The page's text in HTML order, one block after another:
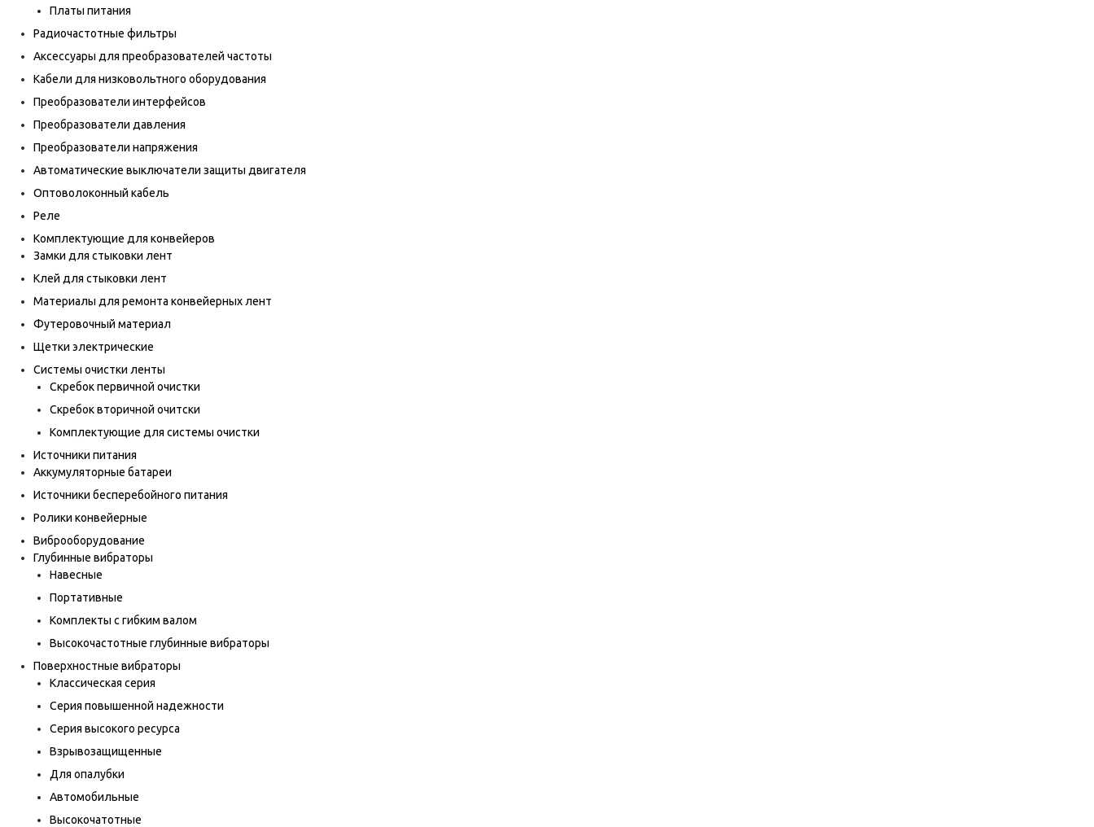
Платы питания
Радиочастотные фильтры
Аксессуары для преобразователей частоты
Кабели для низковольтного оборудования
Преобразователи интерфейсов
Преобразователи давления
Преобразователи напряжения
Автоматические выключатели защиты двигателя
Оптоволоконный кабель
Реле
Комплектующие для конвейеров
Замки для стыковки лент
Клей для стыковки лент
Материалы для ремонта конвейерных лент
Футеровочный материал
Щетки электрические
Системы очистки ленты
Скребок первичной очистки
Скребок вторичной очитски
Комплектующие для системы очистки
Источники питания
Аккумуляторные батареи
Источники бесперебойного питания
Ролики конвейерные
Виброоборудование
Глубинные вибраторы
Навесные
Портативные
Комплекты с гибким валом
Высокочастотные глубинные вибраторы
Поверхностные вибраторы
Классическая серия
Серия повышенной надежности
Серия высокого ресурса
Взрывозащищенные
Для опалубки
Автомобильные
Высокочатотные